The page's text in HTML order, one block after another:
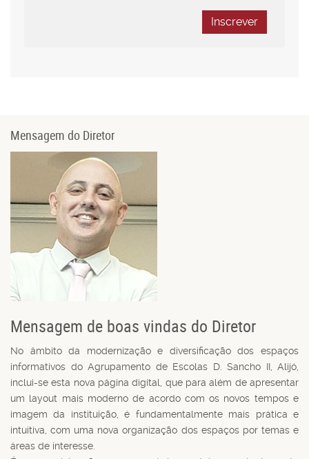
Inscrever
Mensagem do Diretor
Mensagem de boas vindas do Diretor
No âmbito da modernização e diversificação dos espaços
informativos do Agrupamento de Escolas D. Sancho II, Alijó,
inclui-se esta nova página digital, que para além de apresentar
um layout mais moderno de acordo com os novos tempos e
imagem da instituição, é fundamentalmente mais prática e
intuitiva, com uma nova organização dos espaços por temas e
áreas de interesse.